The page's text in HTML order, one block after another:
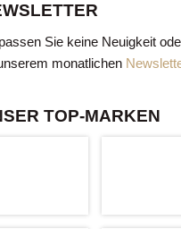
Sie keine Neuigkeit
monatlichen
TOP-MARKEN